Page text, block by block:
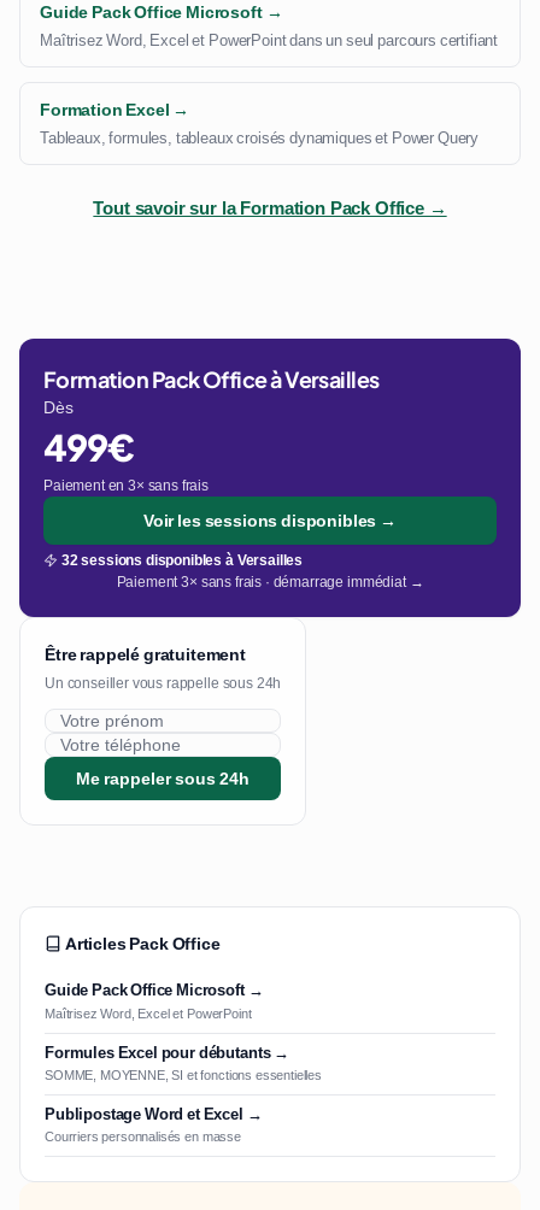
Guide Pack Office Microsoft →
Maîtrisez Word, Excel et PowerPoint dans un seul parcours certifiant
Formation Excel →
Tableaux, formules, tableaux croisés dynamiques et Power Query
Tout savoir sur la Formation Pack Office →
Formation Pack Office à Versailles
Dès
499€
Paiement en 3× sans frais
Voir les sessions disponibles →
32 sessions disponibles à Versailles
Paiement 3× sans frais · démarrage immédiat →
Être rappelé gratuitement
Un conseiller vous rappelle sous 24h
Me rappeler sous 24h
Articles Pack Office
Guide Pack Office Microsoft →
Maîtrisez Word, Excel et PowerPoint
Formules Excel pour débutants →
SOMME, MOYENNE, SI et fonctions essentielles
Publipostage Word et Excel →
Courriers personnalisés en masse